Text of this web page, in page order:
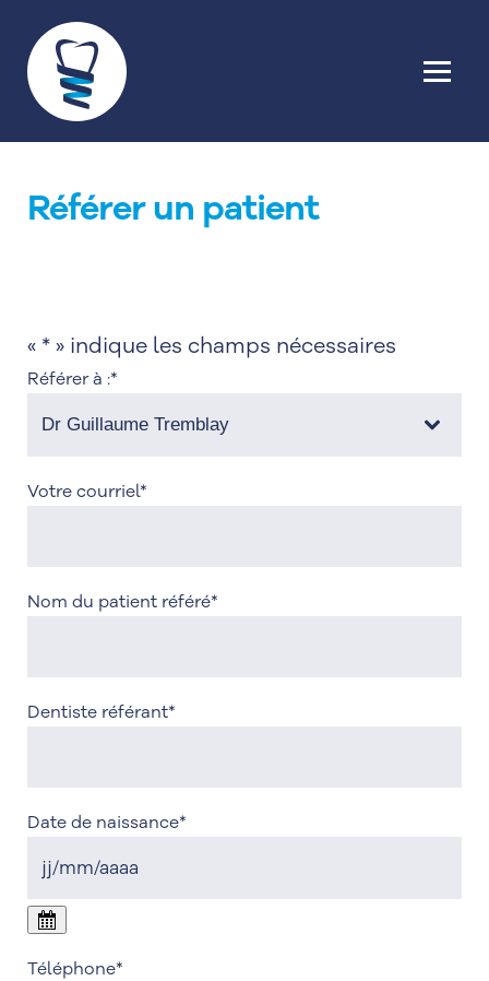
Référer un patient
« *» indique les champs nécessaires
Référer à :*
Votre courriel*
Nom du patient référé*
Dentiste référant*
Date de naissance*
Téléphone*